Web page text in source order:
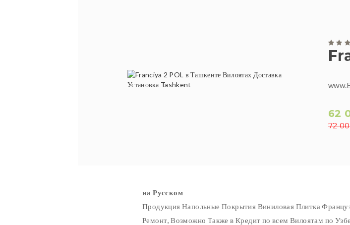
62
72
на Русском
Продукция Напольные Покрытия Виниловая Плитка
Ремонт, Возможно Также в Кредит по всем Вилоятам по